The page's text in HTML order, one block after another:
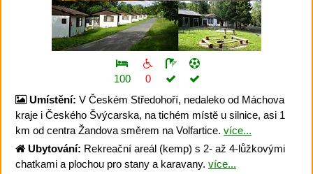
100
0
Umístění: V Českém Středohoří, nedaleko od Máchova
kraje i Českého Švýcarska, na tichém místě u silnice, asi 1
km od centra Žandova směrem na Volfartice. více...
Ubytování: Rekreační areál (kemp) s 2- až 4-lůžkovými
chatkami a plochou pro stany a karavany. více...